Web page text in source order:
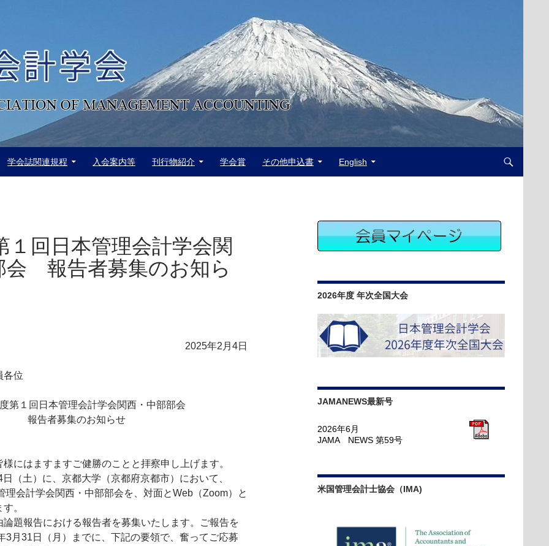
学会誌関連規程 入会案内等 刊行物紹介 学会賞 その他申込書 English
１回日本管理会計学会関
会 報告者募集のお知ら
2025年2月4日
各位
第１回日本管理会計学会関西・中部部会
報告者募集のお知らせ
にはますますご健勝のことと拝察申し上げます。
（土）に、京都大学（京都府京都市）において、
理会計学会関西・中部部会を、対面とWeb（Zoom）と
。
題報告における報告者を募集いたします。ご報告を
3月31日（月）までに、下記の要領で、奮ってご応募
2026年度 年次全国大会
JAMANEWS最新号
2026年6月
JAMA NEWS 第59号
米国管理会計士協会（IMA)